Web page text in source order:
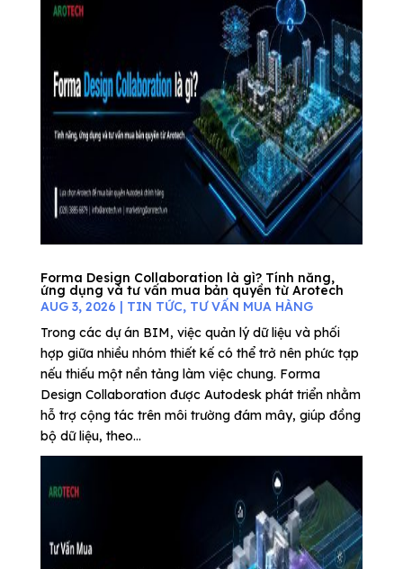
Forma Design Collaboration là gì? Tính năng,
ứng dụng và tư vấn mua bản quyền từ Arotech
AUG 3, 2026 | TIN TỨC, TƯ VẤN MUA HÀNG
Trong các dự án BIM, việc quản lý dữ liệu và phối
hợp giữa nhiều nhóm thiết kế có thể trở nên phức tạp
nếu thiếu một nền tảng làm việc chung. Forma
Design Collaboration được Autodesk phát triển nhằm
hỗ trợ cộng tác trên môi trường đám mây, giúp đồng
bộ dữ liệu, theo...